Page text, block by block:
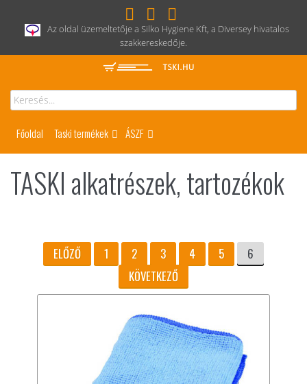
Az oldal üzemeltetője a Silko Hygiene Kft, a Diversey hivatalos
szakkereskedője.
Főoldal Taski termékek ÁSZF
TASKI alkatrészek, tartozékok
ELŐZŐ 1 2 3 4 5
6
KÖVETKEZŐ